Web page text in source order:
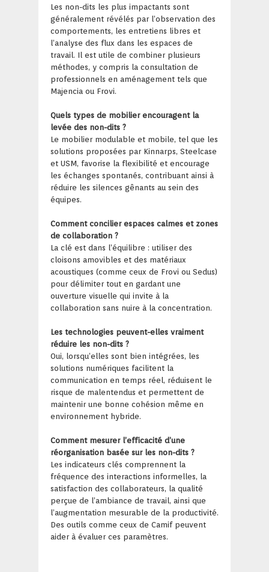
Les non-dits les plus impactants sont
généralement révélés par l’observation des
comportements, les entretiens libres et
l’analyse des flux dans les espaces de
travail. Il est utile de combiner plusieurs
méthodes, y compris la consultation de
professionnels en aménagement tels que
Majencia ou Frovi.
Quels types de mobilier encouragent la
levée des non-dits ?
Le mobilier modulable et mobile, tel que les
solutions proposées par Kinnarps, Steelcase
et USM, favorise la flexibilité et encourage
les échanges spontanés, contribuant ainsi à
réduire les silences gênants au sein des
équipes.
Comment concilier espaces calmes et zones
de collaboration ?
La clé est dans l’équilibre : utiliser des
cloisons amovibles et des matériaux
acoustiques (comme ceux de Frovi ou Sedus)
pour délimiter tout en gardant une
ouverture visuelle qui invite à la
collaboration sans nuire à la concentration.
Les technologies peuvent-elles vraiment
réduire les non-dits ?
Oui, lorsqu’elles sont bien intégrées, les
solutions numériques facilitent la
communication en temps réel, réduisent le
risque de malentendus et permettent de
maintenir une bonne cohésion même en
environnement hybride.
Comment mesurer l’efficacité d’une
réorganisation basée sur les non-dits ?
Les indicateurs clés comprennent la
fréquence des interactions informelles, la
satisfaction des collaborateurs, la qualité
perçue de l’ambiance de travail, ainsi que
l’augmentation mesurable de la productivité.
Des outils comme ceux de Camif peuvent
aider à évaluer ces paramètres.